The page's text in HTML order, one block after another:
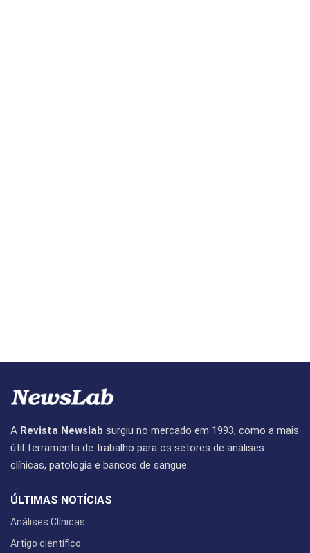
A Revista Newslab surgiu no mercado em 1993, como a mais
útil ferramenta de trabalho para os setores de análises
clínicas, patologia e bancos de sangue.
ÚLTIMAS NOTÍCIAS
Análises Clínicas
Artigo científico